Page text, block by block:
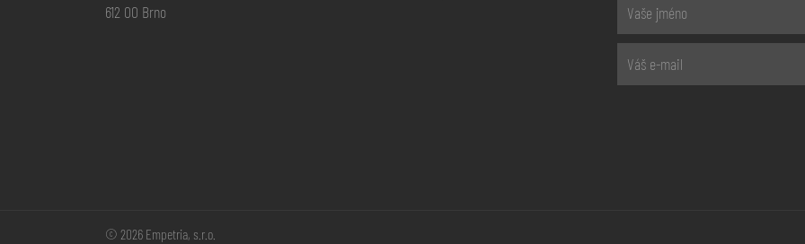
612 00 Brno
© 2026 Empetria, s.r.o.